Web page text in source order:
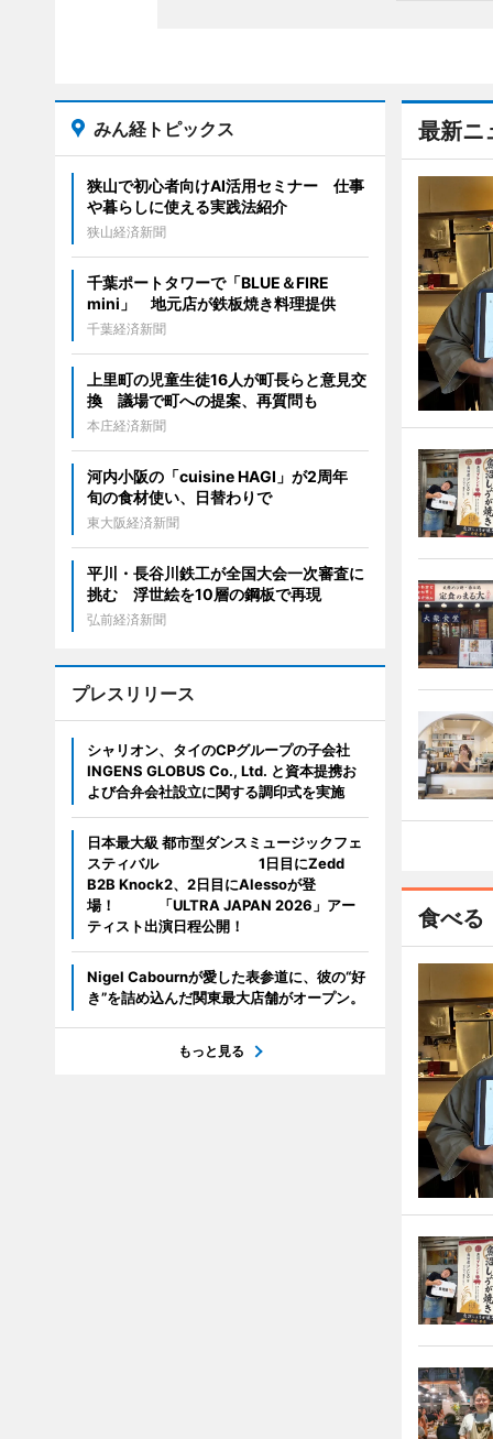
最新ニ
食べる
みん経トピックス
狭山で初心者向けAI活用セミナー 仕事
や暮らしに使える実践法紹介
狭山経済新聞
千葉ポートタワーで「BLUE＆FIRE
mini」 地元店が鉄板焼き料理提供
千葉経済新聞
上里町の児童生徒16人が町長らと意見交
換 議場で町への提案、再質問も
本庄経済新聞
河内小阪の「cuisine HAGI」が2周年
旬の食材使い、日替わりで
東大阪経済新聞
平川・長谷川鉄工が全国大会一次審査に
挑む 浮世絵を10層の鋼板で再現
弘前経済新聞
プレスリリース
シャリオン、タイのCPグループの子会社
INGENS GLOBUS Co., Ltd. と資本提携お
よび合弁会社設立に関する調印式を実施
日本最大級 都市型ダンスミュージックフェ
スティバル 1日目にZedd
B2B Knock2、2日目にAlessoが登
場！ 「ULTRA JAPAN 2026」アー
ティスト出演日程公開！
Nigel Cabournが愛した表参道に、彼の“好
き”を詰め込んだ関東最大店舗がオープン。
もっと見る